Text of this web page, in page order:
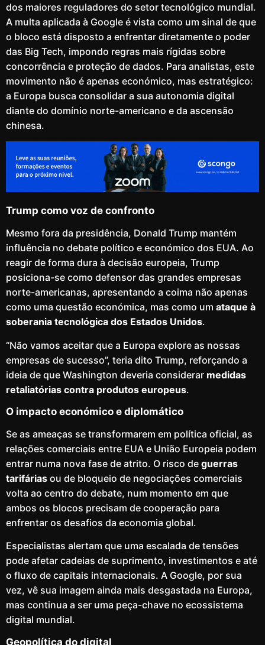
dos maiores reguladores do setor tecnológico mundial.
A multa aplicada à Google é vista como um sinal de que
o bloco está disposto a enfrentar diretamente o poder
das Big Tech, impondo regras mais rígidas sobre
concorrência e proteção de dados. Para analistas, este
movimento não é apenas económico, mas estratégico:
a Europa busca consolidar a sua autonomia digital
diante do domínio norte-americano e da ascensão
chinesa.
Trump como voz de confronto
Mesmo fora da presidência, Donald Trump mantém
influência no debate político e económico dos EUA. Ao
reagir de forma dura à decisão europeia, Trump
posiciona-se como defensor das grandes empresas
norte-americanas, apresentando a coima não apenas
como uma questão económica, mas como um ataque à
soberania tecnológica dos Estados Unidos.
“Não vamos aceitar que a Europa explore as nossas
empresas de sucesso”, teria dito Trump, reforçando a
ideia de que Washington deveria considerar medidas
retaliatórias contra produtos europeus.
O impacto económico e diplomático
Se as ameaças se transformarem em política oficial, as
relações comerciais entre EUA e União Europeia podem
entrar numa nova fase de atrito. O risco de guerras
tarifárias ou de bloqueio de negociações comerciais
volta ao centro do debate, num momento em que
ambos os blocos precisam de cooperação para
enfrentar os desafios da economia global.
Especialistas alertam que uma escalada de tensões
pode afetar cadeias de suprimento, investimentos e até
o fluxo de capitais internacionais. A Google, por sua
vez, vê sua imagem ainda mais desgastada na Europa,
mas continua a ser uma peça-chave no ecossistema
digital mundial.
Geopolítica do digital